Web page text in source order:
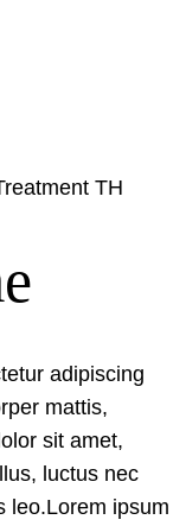
TH
adipiscing
mattis,
sit amet,
luctus nec
leo.Lorem ipsum